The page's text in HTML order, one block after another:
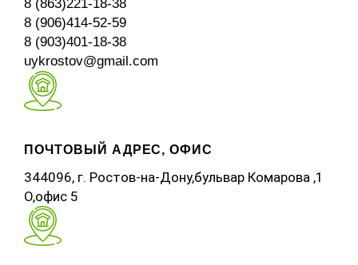
8 (863)221-18-38
8 (906)414-52-59
8 (903)401-18-38
uykrostov@gmail.com
ПОЧТОВЫЙ АДРЕС, ОФИС
344096, г. Ростов-на-Дону,бульвар Комарова ,1
О,офис 5